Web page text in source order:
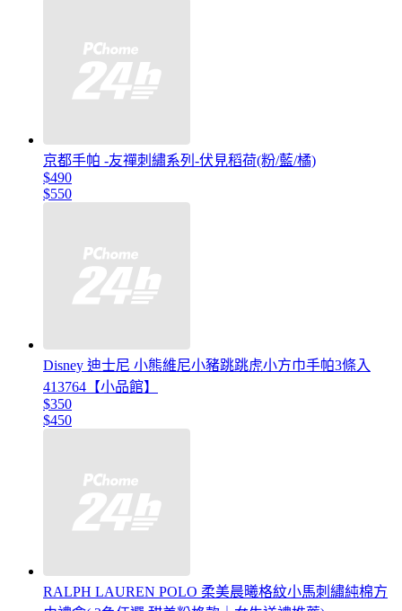
京都手帕 -友禪刺繡系列-伏見稻荷(粉/藍/橘)
$490
$550
Disney 迪士尼 小熊維尼小豬跳跳虎小方巾手帕3條入
413764【小品館】
$350
$450
RALPH LAUREN POLO 柔美晨曦格紋小馬刺繡純棉方